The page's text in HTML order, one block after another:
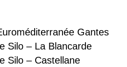
Gantes
Silo – La Blancarde
Silo – Castellane